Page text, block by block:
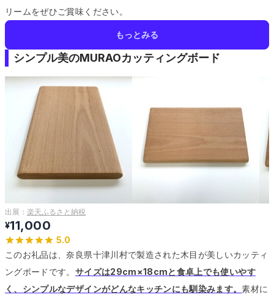
リームをぜひご賞味ください。
もっとみる
シンプル美のMURAOカッティングボード
出展： 楽天ふるさと納税
¥11,000
5.0
このお礼品は、奈良県十津川村で製造された木目が美しいカッティ
ングボードです。 サイズは29cm×18cmと食卓上でも使いやす
く、シンプルなデザインがどんなキッチンにも馴染みます。素材に